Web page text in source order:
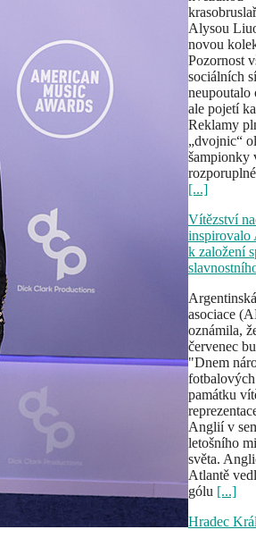
Alysou
novou
Pozornost
sociálních
neupoutalo
ale pojetí
Reklamy
„dvojnic“
šampionky
[...]
Vítězství
inspirovalo
k založení
asociace
oznámila,
červenec
"Dnem
památku
Anglií v
letošního
světa.
Atlantě
gólu [...]
Hradec